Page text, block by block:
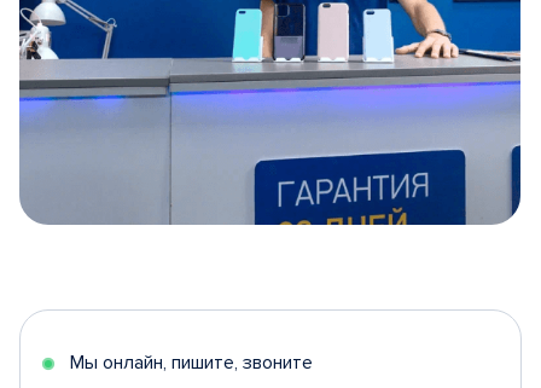
5
Мы онлайн, пишите, звоните